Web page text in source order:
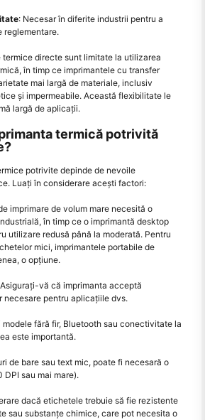
: Necesar în diferite industrii pentru a
reglementare.
termice directe sunt limitate la utilizarea
în timp ce imprimantele cu transfer
mai largă de materiale, inclusiv
și impermeabile. Această flexibilitate le
largă de aplicaţii.
termică potrivită
potrivite depinde de nevoile
Luaţi în considerare aceşti factori:
imprimare de volum mare necesită o
în timp ce o imprimantă desktop
utilizare redusă până la moderată. Pentru
mici, imprimantele portabile de
o opțiune.
Asiguraţi-vă că imprimanta acceptă
necesare pentru aplicaţiile dvs.
modele fără fir, Bluetooth sau conectivitate la
este importantă.
de bare sau text mic, poate fi necesară o
sau mai mare).
dacă etichetele trebuie să fie rezistente
sau substanţe chimice, care pot necesita o